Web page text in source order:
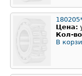
Цена:
Кол-
В